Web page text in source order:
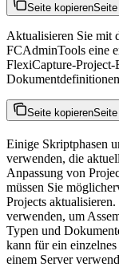
Seite kopieren
Aktualisieren Sie mit
FCAdminTools eine
FlexiCapture-
Seite kopieren
Einige Skriptphasen
verwenden, die
Anpassung von
müssen Sie
Projects
verwenden, um
Typen und
kann für ein
einem Server